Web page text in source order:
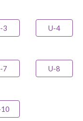
3 U-4
7 U-8